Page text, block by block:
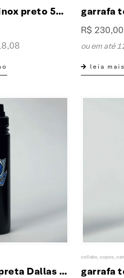
garrafa térmica inox preto 570ml collab XP & NFL
R$ 230,00
ou em até
leia mais
garrafa térmica preta Dallas Mavericks 650ml fresh collab XP & NBA
collabs, copos,